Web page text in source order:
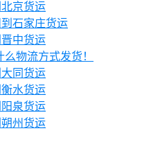
京货运
石家庄货运
中货运
么物流方式发货！
同货运
水货运
泉货运
州货运